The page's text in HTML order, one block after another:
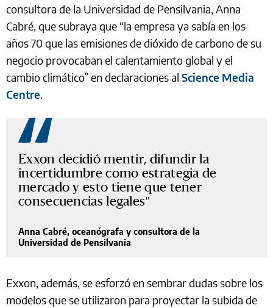
consultora de la Universidad de Pensilvania, Anna
Cabré, que subraya que “la empresa ya sabía en los
años 70 que las emisiones de dióxido de carbono de su
negocio provocaban el calentamiento global y el
cambio climático” en declaraciones al Science Media
Centre.
Exxon decidió mentir, difundir la
incertidumbre como estrategia de
mercado y esto tiene que tener
consecuencias legales
Anna Cabré, oceanógrafa y consultora de la
Universidad de Pensilvania
Exxon, además, se esforzó en sembrar dudas sobre los
modelos que se utilizaron para proyectar la subida de